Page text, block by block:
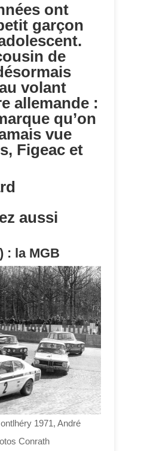
ont
garçon
de
volant
allemande :
qu’on
vue
Figeac et
aussi
: la MGB
1971, André
Conrath